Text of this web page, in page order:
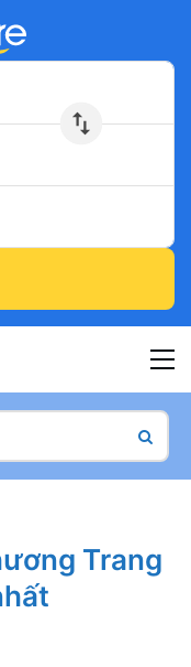
Trang